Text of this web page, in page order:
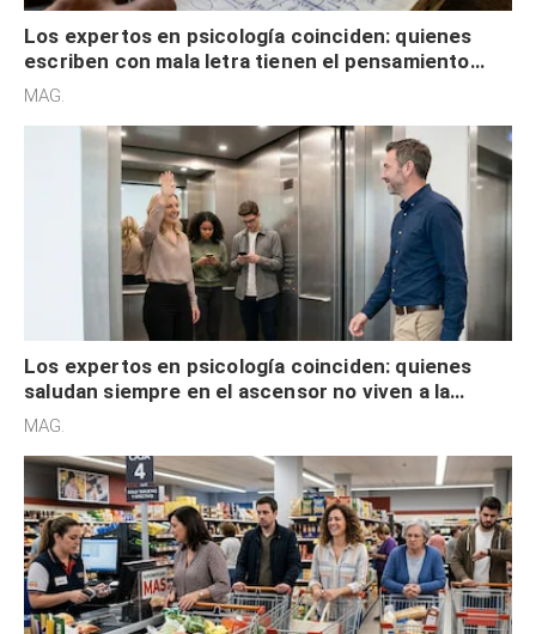
Los expertos en psicología coinciden: quienes
escriben con mala letra tienen el pensamiento
acelerado y no lo hacen por desinterés
MAG.
Los expertos en psicología coinciden: quienes
saludan siempre en el ascensor no viven a la
defensiva y tienen apertura social
MAG.